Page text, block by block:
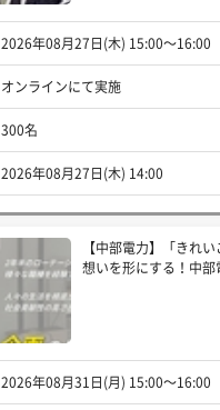
2026年08月27日(木) 15:00〜16:00
オンラインにて実施
300名
2026年08月27日(木) 14:00
【中部電力】「きれい
想いを形にする！中部
2026年08月31日(月) 15:00〜16:00